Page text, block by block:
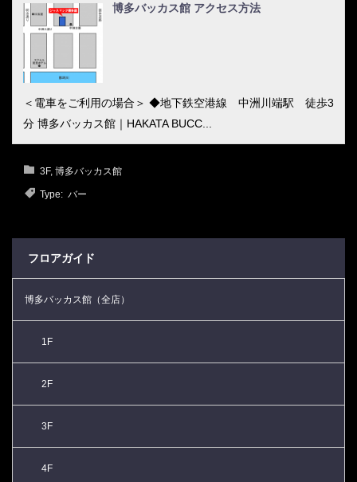
博多バッカス館 アクセス方法
＜電車をご利用の場合＞ ◆地下鉄空港線 中洲川端駅 徒歩3
分 博多バッカス館｜HAKATA BUCC...
3F, 博多バッカス館
Type: バー
フロアガイド
博多バッカス館（全店）
1F
2F
3F
4F